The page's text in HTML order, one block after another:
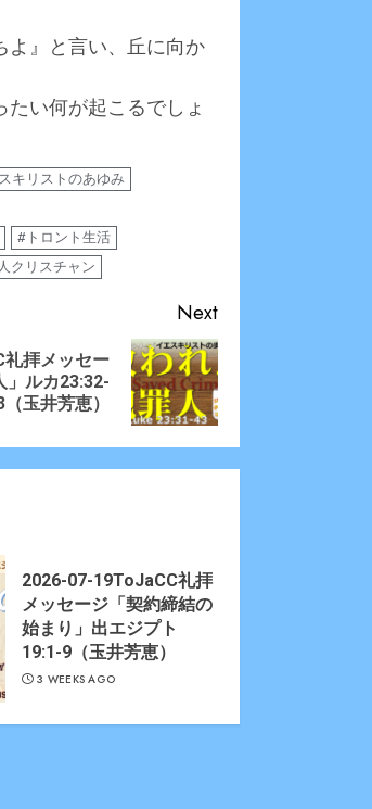
よ』と言い、丘に向か
い何が起こるでしょ
キリストのあゆみ
#トロント生活
クリスチャン
Next
拝メッセー
」ルカ23:32-
（玉井芳恵）
2026-07-19ToJaCC礼拝
メッセージ「契約締結の
始まり」出エジプト
19:1-9（玉井芳恵）
3 WEEKS AGO